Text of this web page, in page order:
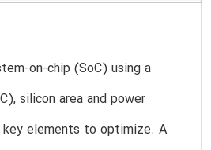
on-chip (SoC) using a
silicon area and power
elements to optimize. A